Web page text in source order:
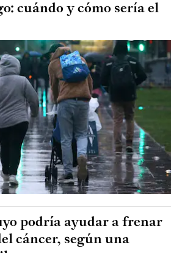
cuándo y cómo sería el
podría ayudar a frenar
cáncer, según una